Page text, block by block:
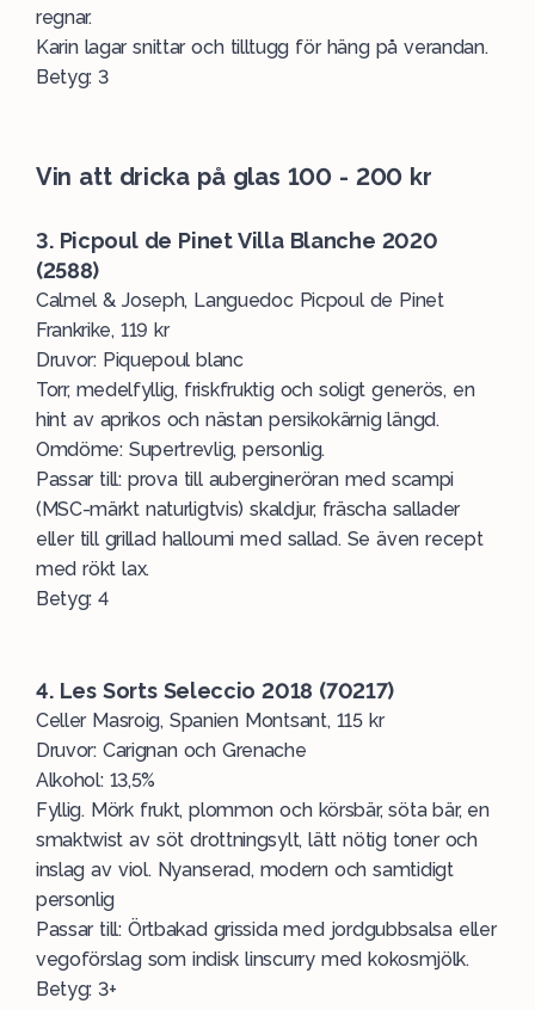
regnar.
Karin lagar snittar och tilltugg för häng på verandan.
Betyg: 3
Vin att dricka på glas 100 - 200 kr
3. Picpoul de Pinet Villa Blanche 2020
(2588)
Calmel & Joseph, Languedoc Picpoul de Pinet
Frankrike, 119 kr
Druvor: Piquepoul blanc
Torr, medelfyllig, friskfruktig och soligt generös, en
hint av aprikos och nästan persikokärnig längd.
Omdöme: Supertrevlig, personlig.
Passar till: prova tillaubergineröran med scampi
(MSC-märkt naturligtvis) skaldjur, fräscha sallader
eller till grillad halloumi med sallad. Se även recept
med rökt lax.
Betyg: 4
4. Les Sorts Seleccio 2018 (70217)
Celler Masroig, Spanien Montsant, 115 kr
Druvor: Carignan och Grenache
Alkohol: 13,5%
Fyllig. Mörk frukt, plommon och körsbär, söta bär, en
smaktwist av söt drottningsylt, lätt nötig toner och
inslag av viol. Nyanserad, modern och samtidigt
personlig
Passar till:Örtbakad grissida med jordgubbsalsaeller
vegoförslag somindisk linscurry med kokosmjölk.
Betyg: 3+